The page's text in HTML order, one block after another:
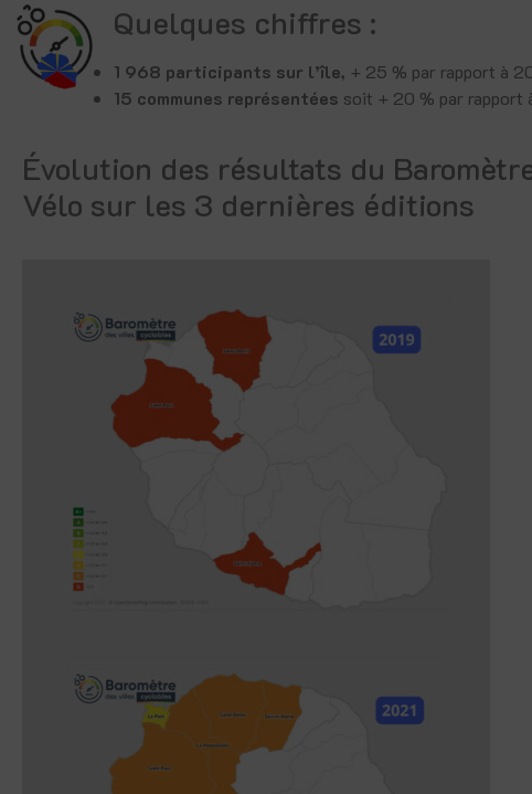
Quelques chiffres :
1 968 participants sur l’île, + 25 % par rapport à
15 communes représentées soit + 20 % par rapport
Évolution des résultats du
Vélo sur les 3 dernières éditions​